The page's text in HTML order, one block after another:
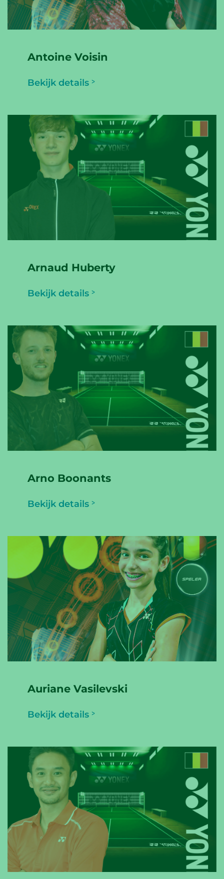
Antoine Voisin
Bekijk details
Arnaud Huberty
Bekijk details
Arno Boonants
Bekijk details
Auriane Vasilevski
Bekijk details